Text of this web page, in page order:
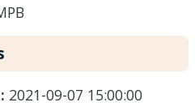
2021-09-07 15:00:00